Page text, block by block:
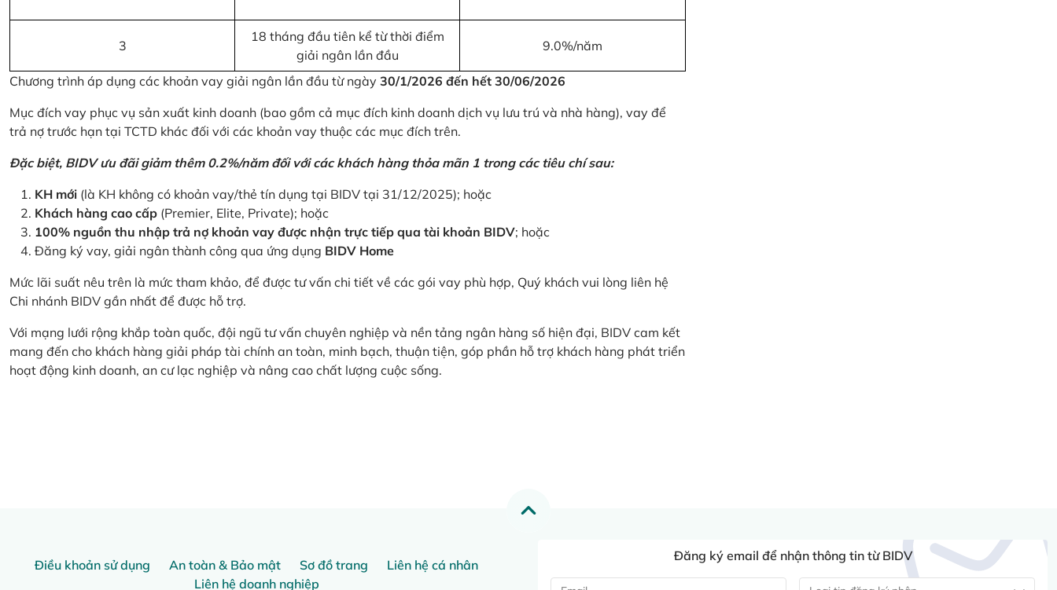
3
18 tháng đầu tiên kể từ thời điểm
giải ngân lần đầu
9.0%/năm
Chương trình áp dụng các khoản vay giải ngân lần đầu từ ngày 30/1/2026 đến hết 30/06/2026
Mục đích vay phục vụ sản xuất kinh doanh (bao gồm cả mục đích kinh doanh dịch vụ lưu trú và nhà hàng), vay để
trả nợ trước hạn tại TCTD khác đối với các khoản vay thuộc các mục đích trên.
Đặc biệt, BIDV ưu đãi giảm thêm 0.2%/năm đối với các khách hàng thỏa mãn 1 trong các tiêu chí sau:
KH mới (là KH không có khoản vay/thẻ tín dụng tại BIDV tại 31/12/2025); hoặc
Khách hàng cao cấp (Premier, Elite, Private); hoặc
100% nguồn thu nhập trả nợ khoản vay được nhận trực tiếp qua tài khoản BIDV; hoặc
Đăng ký vay, giải ngân thành công qua ứng dụng BIDV Home
Mức lãi suất nêu trên là mức tham khảo, để được tư vấn chi tiết về các gói vay phù hợp, Quý khách vui lòng liên hệ
Chi nhánh BIDV gần nhất để được hỗ trợ.
Với mạng lưới rộng khắp toàn quốc, đội ngũ tư vấn chuyên nghiệp và nền tảng ngân hàng số hiện đại, BIDV cam kết
mang đến cho khách hàng giải pháp tài chính an toàn, minh bạch, thuận tiện, góp phần hỗ trợ khách hàng phát triển
hoạt động kinh doanh, an cư lạc nghiệp và nâng cao chất lượng cuộc sống.
Điều khoản sử dụng An toàn & Bảo mật Sơ đồ trang
Liên hệ cá nhân
Liên hệ doanh nghiệp
Đăng ký email để nhận thông tin từ BIDV